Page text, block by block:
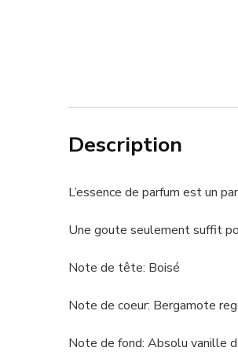
Description
L’essence de parfum est un
Une goute seulement suffit
Note de tête: Boisé
Note de coeur: Bergamote
Note de fond: Absolu vanille